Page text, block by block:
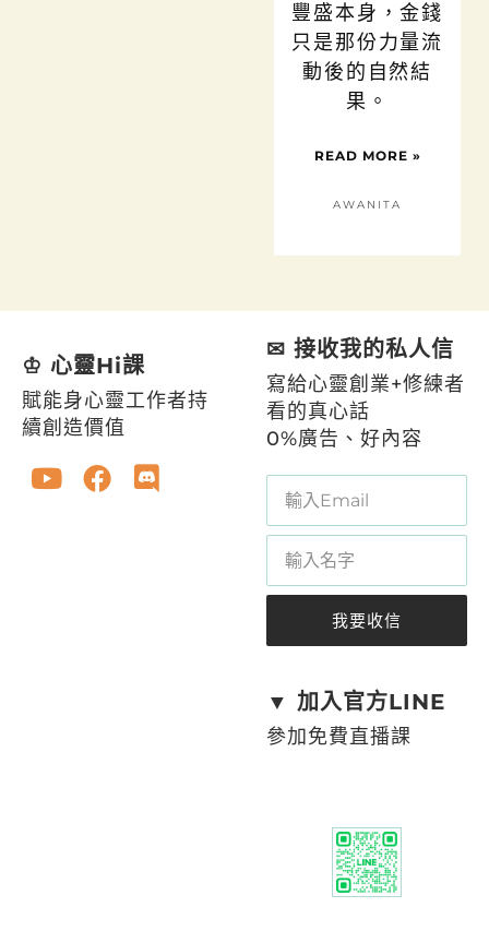
豐盛本身，金錢
只是那份力量流
動後的自然結
果。
READ MORE »
AWANITA
♔ 心靈Hi課
賦能身心靈工作者持
續創造價值
✉ 接收我的私人信
寫給心靈創業+修練者
看的真心話
0%廣告、好內容
我要收信
t
r
▼ 加入官方LINE
參加免費直播課